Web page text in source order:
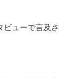
ビューで言及さ